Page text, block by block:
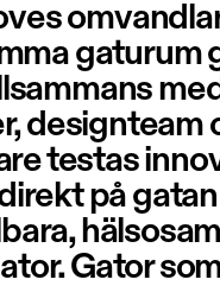
gaturum
designteam
testas
på
Gator